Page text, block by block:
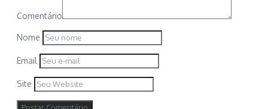
Comentário
Nome
Email
Site